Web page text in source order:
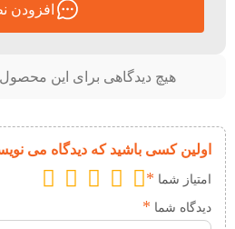
هیچ دیدگاهی برای این
اولین کسی باشید که دیدگاه می
امتیاز شما *
دیدگاه شما *
افزودن